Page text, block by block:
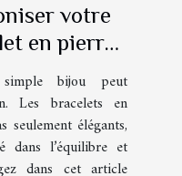
votre
en pierres
?
bijou peut
Les bracelets en
seulement élégants,
l’équilibre et
dans cet article